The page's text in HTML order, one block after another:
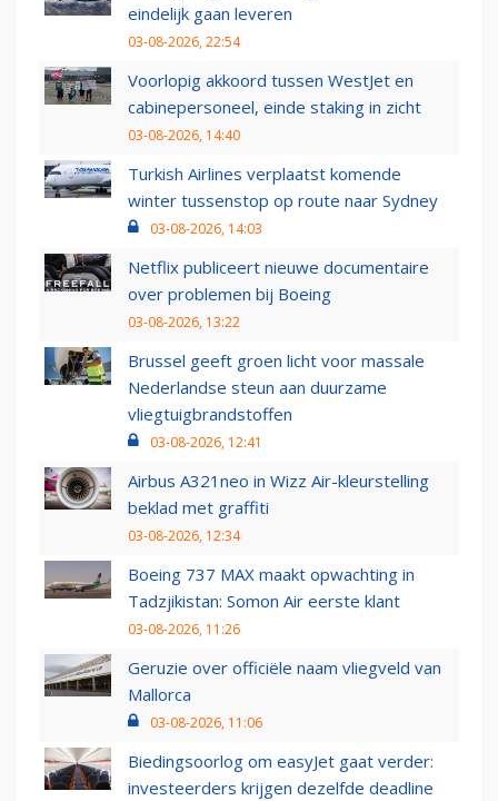
eindelijk gaan leveren
03-08-2026, 22:54
Voorlopig akkoord tussen WestJet en
cabinepersoneel, einde staking in zicht
03-08-2026, 14:40
Turkish Airlines verplaatst komende
winter tussenstop op route naar Sydney
03-08-2026, 14:03
Netflix publiceert nieuwe documentaire
over problemen bij Boeing
03-08-2026, 13:22
Brussel geeft groen licht voor massale
Nederlandse steun aan duurzame
vliegtuigbrandstoffen
03-08-2026, 12:41
Airbus A321neo in Wizz Air-kleurstelling
beklad met graffiti
03-08-2026, 12:34
Boeing 737 MAX maakt opwachting in
Tadzjikistan: Somon Air eerste klant
03-08-2026, 11:26
Geruzie over officiële naam vliegveld van
Mallorca
03-08-2026, 11:06
Biedingsoorlog om easyJet gaat verder:
investeerders krijgen dezelfde deadline